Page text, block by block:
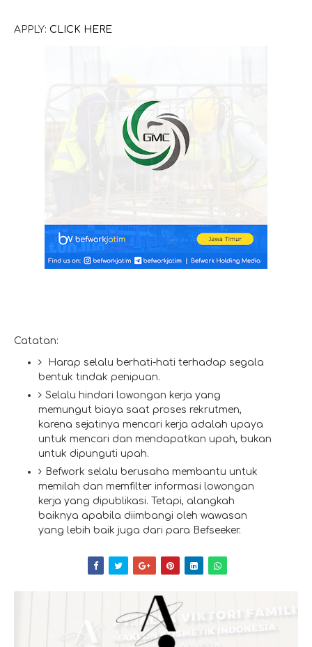
APPLY: CLICK HERE
Catatan:
Harap selalu berhati-hati terhadap segala
bentuk tindak penipuan.
Selalu hindari lowongan kerja yang
memungut biaya saat proses rekrutmen,
karena sejatinya mencari kerja adalah upaya
untuk mencari dan mendapatkan upah, bukan
untuk dipunguti upah.
Befwork selalu berusaha membantu untuk
memilah dan memfilter informasi lowongan
kerja yang dipublikasi. Tetapi, alangkah
baiknya apabila diimbangi oleh wawasan
yang lebih baik juga dari para Befseeker.